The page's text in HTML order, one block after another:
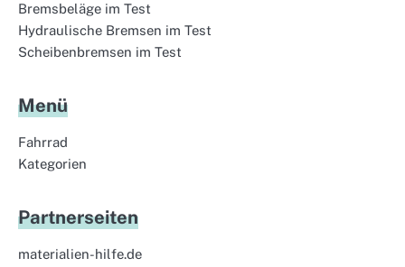
Bremsbeläge im Test
Hydraulische Bremsen im Test
Scheibenbremsen im Test
Menü
Fahrrad
Kategorien
Partnerseiten
materialien-hilfe.de